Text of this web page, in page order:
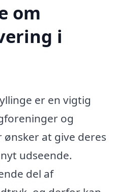
om
i
er en vigtig
og
at give deres
udseende.
del af